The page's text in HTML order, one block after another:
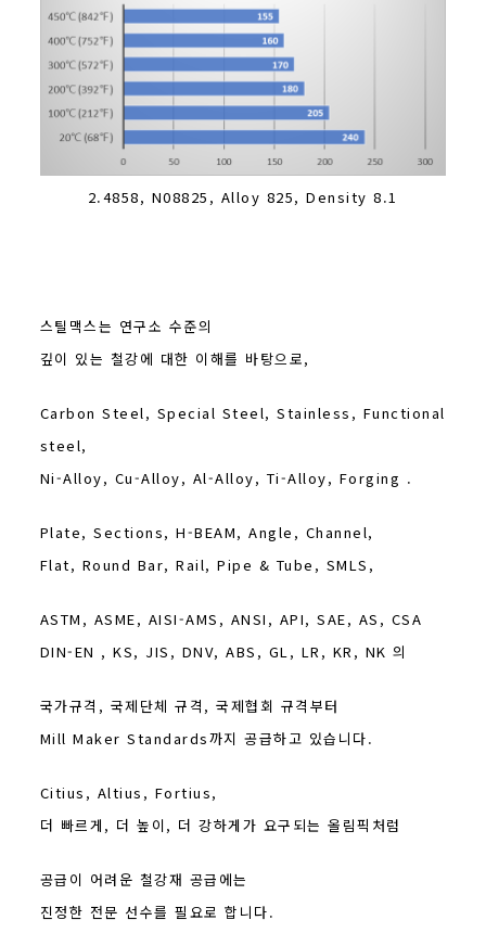
2.4858, N08825, Alloy 825, Density 8.1
스틸맥스는 연구소 수준의
깊이 있는 철강에 대한 이해를 바탕으로,
Carbon Steel, Special Steel, Stainless, Functional
steel,
Ni-Alloy, Cu-Alloy, Al-Alloy, Ti-Alloy, Forging .
Plate, Sections, H-BEAM, Angle, Channel,
Flat, Round Bar, Rail, Pipe & Tube, SMLS,
ASTM, ASME, AISI-AMS, ANSI, API, SAE, AS, CSA
DIN-EN , KS, JIS, DNV, ABS, GL, LR, KR, NK 의
국가규격, 국제단체 규격, 국제협회 규격부터
Mill Maker Standards까지 공급하고 있습니다.
Citius, Altius, Fortius,
더 빠르게, 더 높이, 더 강하게가 요구되는 올림픽처럼
공급이 어려운 철강재 공급에는
진정한 전문 선수를 필요로 합니다.